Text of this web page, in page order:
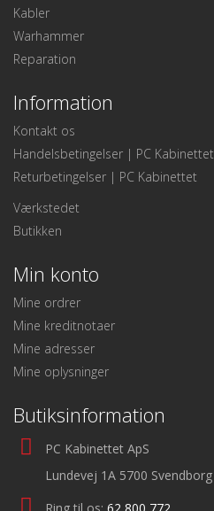
Kabler
Warhammer
Reparation
Information
Kontakt os
Handelsbetingelser | PC Kabinettet
Returbetingelser | PC Kabinettet
Værkstedet
Butikken
Min konto
Mine ordrer
Mine kreditnotaer
Mine adresser
Mine oplysninger
Butiksinformation
PC Kabinettet ApS
Lundevej 1A 5700 Svendborg